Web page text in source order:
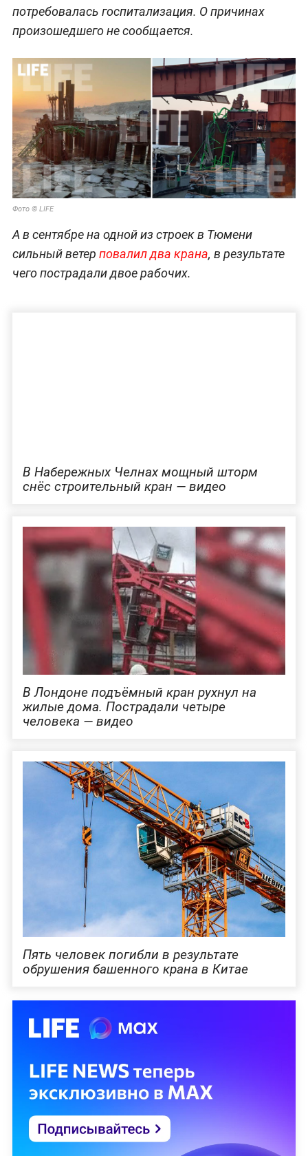
потребовалась госпитализация. О причинах
произошедшего не сообщается.
Фото © LIFE
А в сентябре на одной из строек в Тюмени
сильный ветер повалил два крана, в результате
чего пострадали двое рабочих.
В Набережных Челнах мощный шторм
снёс строительный кран — видео
В Лондоне подъёмный кран рухнул на
жилые дома. Пострадали четыре
человека — видео
Пять человек погибли в результате
обрушения башенного крана в Китае